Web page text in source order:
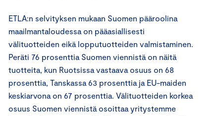
ETLA:n selvityksen mukaan Suomen pääroolina
maailmantaloudessa on pääasiallisesti
välituotteiden eikä lopputuotteiden valmistaminen.
Peräti 76 prosenttia Suomen viennistä on näitä
tuotteita, kun Ruotsissa vastaava osuus on 68
prosenttia, Tanskassa 63 prosenttia ja EU-maiden
keskiarvona on 67 prosenttia. Välituotteiden korkea
osuus Suomen viennistä osoittaa yritystemme